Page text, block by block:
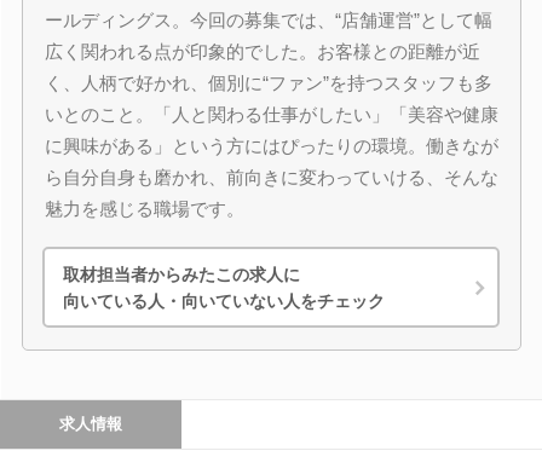
ールディングス。今回の募集では、“店舗運営”として幅
広く関われる点が印象的でした。お客様との距離が近
く、人柄で好かれ、個別に“ファン”を持つスタッフも多
いとのこと。「人と関わる仕事がしたい」「美容や健康
に興味がある」という方にはぴったりの環境。働きなが
ら自分自身も磨かれ、前向きに変わっていける、そんな
魅力を感じる職場です。
取材担当者からみたこの求人に
向いている人・向いていない人をチェック
求人情報